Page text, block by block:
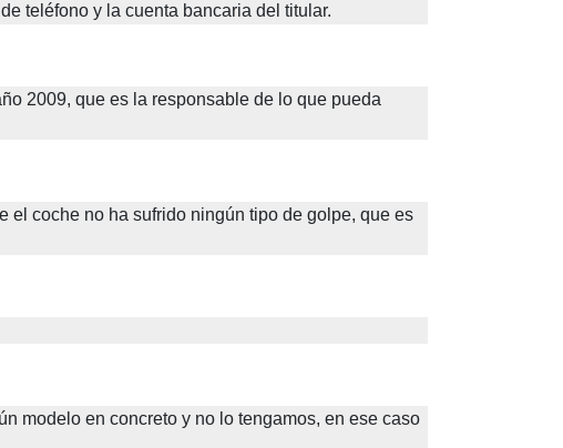
teléfono y la cuenta bancaria del titular.
2009, que es la responsable de lo que pueda
el coche no ha sufrido ningún tipo de golpe, que es
modelo en concreto y no lo tengamos, en ese caso